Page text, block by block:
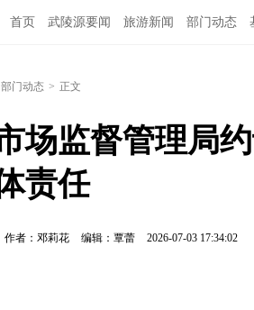
首页 武陵源要闻 旅游新闻 部门动态
部门动态 > 正文
场监督管理局
责任
作者：邓莉花 编辑：覃蕾 2026-07-03 17:34:02